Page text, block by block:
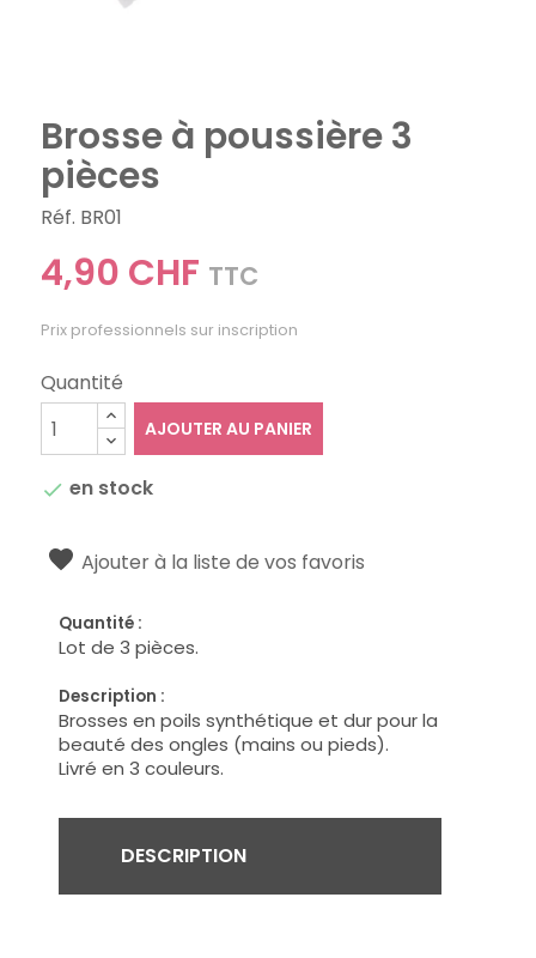
Brosse à poussière 3
pièces
Réf. BR01
4,90 CHF TTC
Prix professionnels sur inscription
Quantité
AJOUTER AU PANIER
 en stock
Ajouter à la liste de vos favoris
Quantité :
Lot de 3 pièces.
Description :
Brosses en poils synthétique et dur pour la
beauté des ongles (mains ou pieds).
Livré en 3 couleurs.
DESCRIPTION